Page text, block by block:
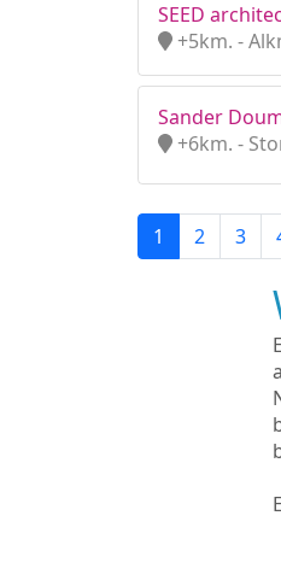
SEED
+5km. -
Sander
+6km. -
1 2 3